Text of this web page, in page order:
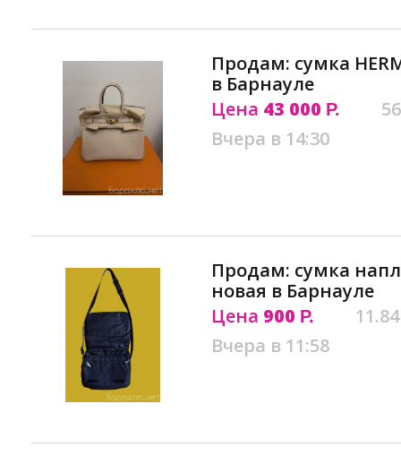
Продам: сумка
в Барнауле
Цена 43 000 Р.
Вчера в 14:30
Продам: сумка
новая в Барнауле
Цена 900 Р.
Вчера в 11:58